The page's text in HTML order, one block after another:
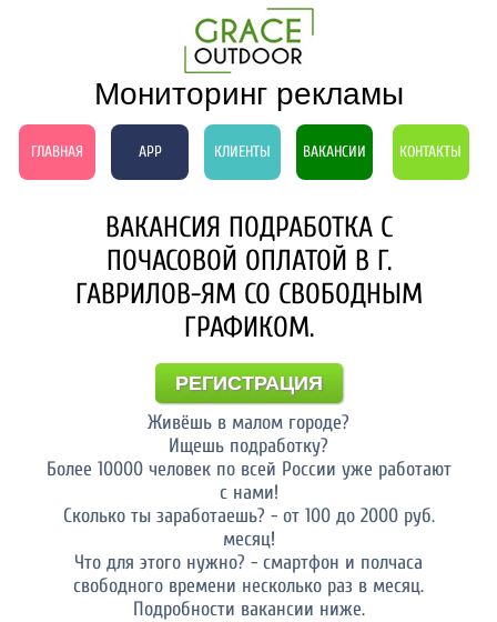
Мониторинг рекламы
ГЛАВНАЯ APP КЛИЕНТЫ ВАКАНСИИ КОНТАКТЫ
ВАКАНСИЯ ПОДРАБОТКА С
ПОЧАСОВОЙ ОПЛАТОЙ В Г.
ГАВРИЛОВ-ЯМ СО СВОБОДНЫМ
ГРАФИКОМ.
РЕГИСТРАЦИЯ
Живёшь в малом городе?
Ищешь подработку?
Более 10000 человек по всей России уже работают
с нами!
Сколько ты заработаешь? - от 100 до 2000 руб.
месяц!
Что для этого нужно? - смартфон и полчаса
свободного времени несколько раз в месяц.
Подробности вакансии ниже.